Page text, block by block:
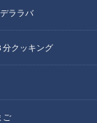
ララバ
クッキング
ご
野昌慶投手(C)CBCテレビ